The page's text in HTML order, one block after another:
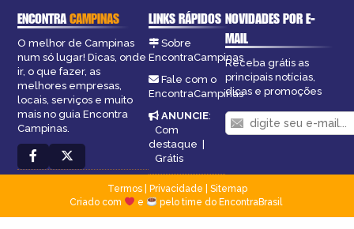
ENCONTRACAMPINAS
O melhor de Campinas
num só lugar! Dicas, onde
ir, o que fazer, as
melhores empresas,
locais, serviços e muito
mais no guia Encontra
Campinas.
LINKS RÁPIDOS
Sobre
EncontraCampinas
Fale com o
EncontraCampinas
ANUNCIE:
Com
destaque |
Grátis
NOVIDADES POR E-
MAIL
Receba grátis as
principais notícias,
dicas e promoções
Termos| Privacidade
Sitemap
Criado com
e pelo time do EncontraBrasil